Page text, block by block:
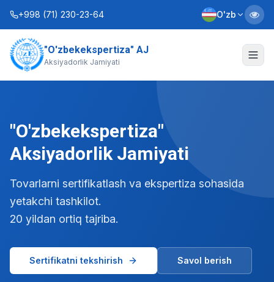
+998 (71) 230-23-64 O'zb
"O'zbekekspertiza" AJ
Aksiyadorlik Jamiyati
Biz haqimizda
Axborot xizmati
Nizom Biznes rejalar
+998 (90) 712-12-36
"O'zbekekspertiza"
Aksiyadorlik Jamiyati
Tovarlarni sertifikatlash va ekspertiza sohasida
yetakchi tashkilot.
20 yildan ortiq tajriba.
Sertifikatni tekshirish Savol berish